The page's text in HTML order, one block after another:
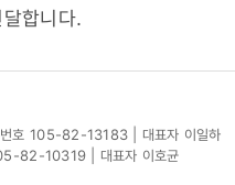
합니다.
번호 105-82-13183 | 대표자 이일하
82-10319 | 대표자 이호균